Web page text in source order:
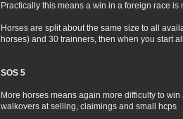
Practically this means a win in a foreign race is
Horses are split about the same size to all
horses) and 30 trainners, then when you start
SOS 5
More horses means again more difficulty to
walkovers at selling, claimings and small hcps